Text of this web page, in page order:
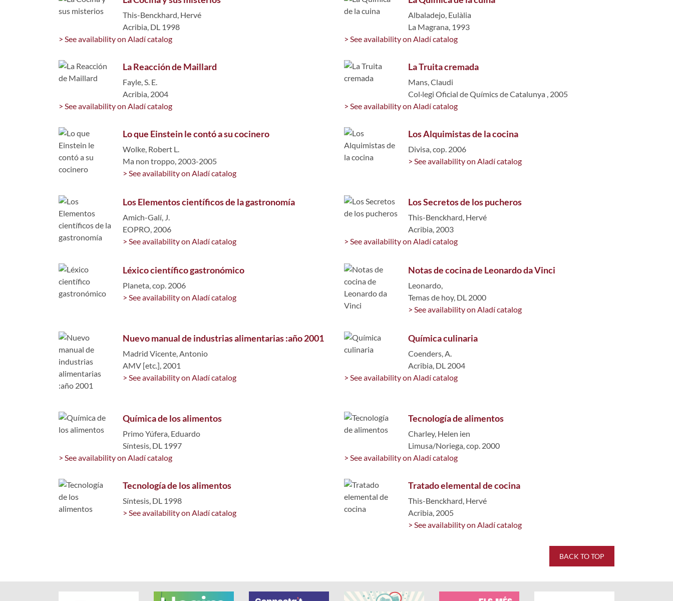
This-Benckhard, Hervé
Acribia, DL 1998
> See availability on Aladí catalog
Albaladejo, Eulàlia
La Magrana, 1993
> See availability on Aladí catalog
La Reacción de Maillard
Fayle, S. E.
Acribia, 2004
> See availability on Aladí catalog
La Truita cremada
Mans, Claudi
Col·legi Oficial de Químics de Catalunya , 2005
> See availability on Aladí catalog
Lo que Einstein le contó a su cocinero
Wolke, Robert L.
Ma non troppo, 2003-2005
> See availability on Aladí catalog
Los Alquimistas de la cocina
Divisa, cop. 2006
> See availability on Aladí catalog
Los Elementos científicos de la gastronomía
Amich-Galí, J.
EOPRO, 2006
> See availability on Aladí catalog
Los Secretos de los pucheros
This-Benckhard, Hervé
Acribia, 2003
> See availability on Aladí catalog
Léxico científico gastronómico
Planeta, cop. 2006
> See availability on Aladí catalog
Notas de cocina de Leonardo da Vinci
Leonardo,
Temas de hoy, DL 2000
> See availability on Aladí catalog
Nuevo manual de industrias alimentarias :año 2001
Madrid Vicente, Antonio
AMV [etc.], 2001
> See availability on Aladí catalog
Química culinaria
Coenders, A.
Acribia, DL 2004
> See availability on Aladí catalog
Química de los alimentos
Primo Yúfera, Eduardo
Síntesis, DL 1997
> See availability on Aladí catalog
Tecnología de alimentos
Charley, Helen ien
Limusa/Noriega, cop. 2000
> See availability on Aladí catalog
Tecnología de los alimentos
Síntesis, DL 1998
> See availability on Aladí catalog
Tratado elemental de cocina
This-Benckhard, Hervé
Acribia, 2005
> See availability on Aladí catalog
BACK TO TOP